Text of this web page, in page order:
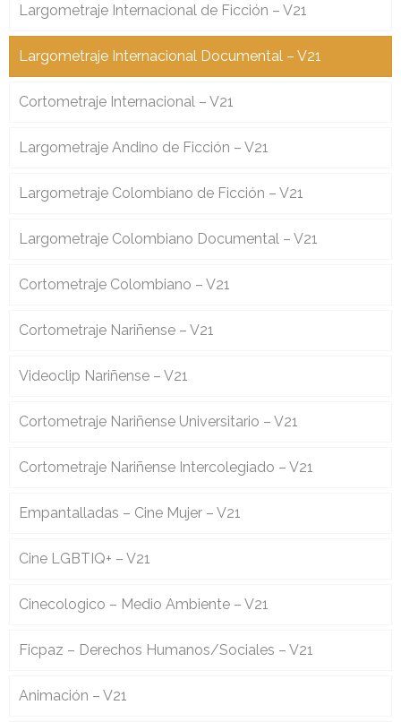
Largometraje Internacional de Ficción – V21
Largometraje Internacional Documental – V21
Cortometraje Internacional – V21
Largometraje Andino de Ficción – V21
Largometraje Colombiano de Ficción – V21
Largometraje Colombiano Documental – V21
Cortometraje Colombiano – V21
Cortometraje Nariñense – V21
Videoclip Nariñense – V21
Cortometraje Nariñense Universitario – V21
Cortometraje Nariñense Intercolegiado – V21
Empantalladas – Cine Mujer – V21
Cine LGBTIQ+ – V21
Cinecologico – Medio Ambiente – V21
Ficpaz – Derechos Humanos/Sociales – V21
Animación – V21